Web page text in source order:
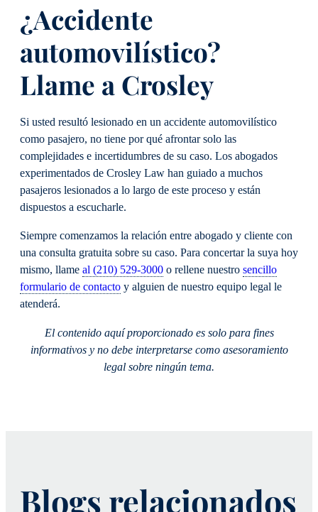
¿Accidente
automovilístico?
Llame a Crosley
Si usted resultó lesionado en un accidente automovilístico
como pasajero, no tiene por qué afrontar solo las
complejidades e incertidumbres de su caso. Los abogados
experimentados de Crosley Law han guiado a muchos
pasajeros lesionados a lo largo de este proceso y están
dispuestos a escucharle.
Siempre comenzamos la relación entre abogado y cliente con
una consulta gratuita sobre su caso. Para concertar la suya hoy
mismo, llame al (210) 529-3000 o rellene nuestro sencillo
formulario de contacto y alguien de nuestro equipo legal le
atenderá.
El contenido aquí proporcionado es solo para fines
informativos y no debe interpretarse como asesoramiento
legal sobre ningún tema.
Blogs relacionados